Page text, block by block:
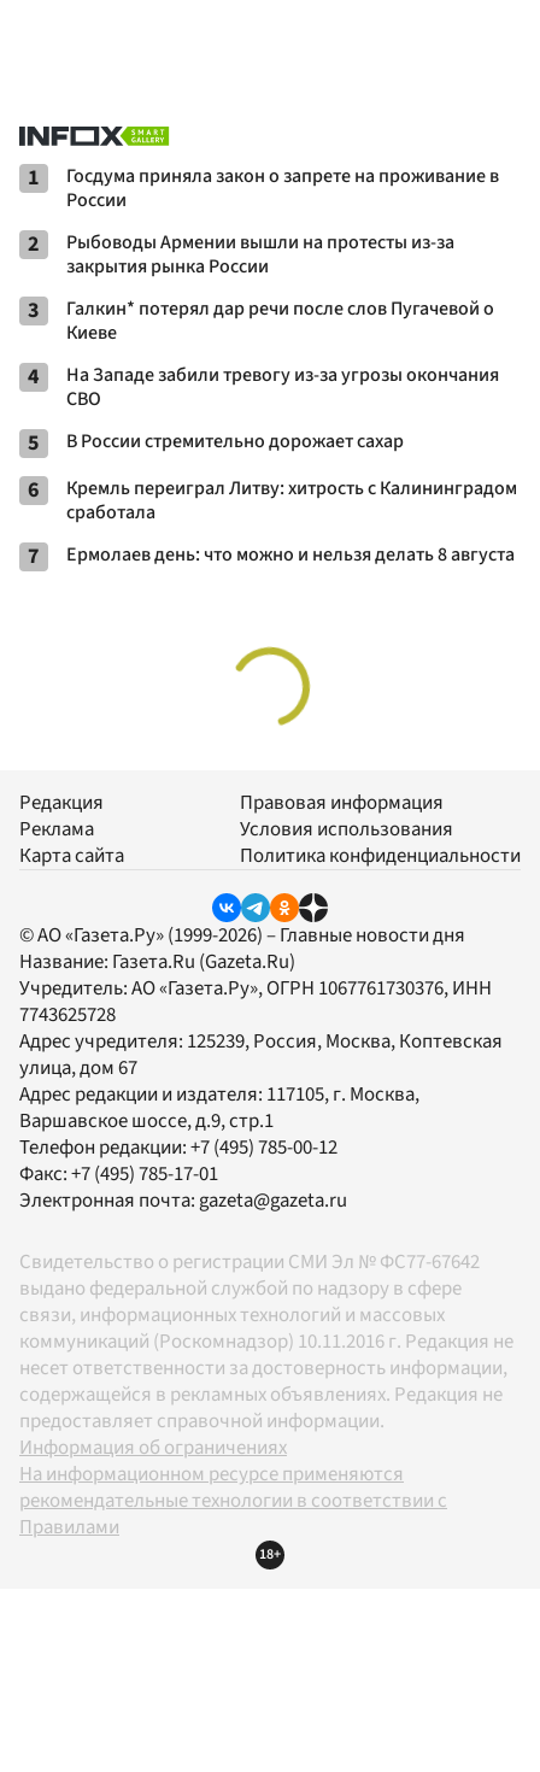
1
Госдума приняла закон о запрете на проживание в
России
2
Рыбоводы Армении вышли на протесты из-за
закрытия рынка России
3
Галкин* потерял дар речи после слов Пугачевой о
Киеве
4
На Западе забили тревогу из-за угрозы окончания
СВО
5 В России стремительно дорожает сахар
6
Кремль переиграл Литву: хитрость с Калининградом
сработала
7 Ермолаев день: что можно и нельзя делать 8 августа
Редакция
Реклама
Карта сайта
Правовая информация
Условия использования
Политика конфиденциальности
© АО «Газета.Ру» (1999-2026) – Главные новости дня
Название: Газета.Ru (Gazeta.Ru)
Учредитель:АО «Газета.Ру», ОГРН 1067761730376, ИНН
7743625728
Адрес учредителя: 125239, Россия, Москва, Коптевская
улица, дом 67
Адрес редакции и издателя: 117105, г. Москва,
Варшавское шоссе, д.9, стр.1
Телефон редакции:+7 (495) 785-00-12
Факс:+7 (495) 785-17-01
Электронная почта:gazeta@gazeta.ru
Свидетельство о регистрации СМИ Эл № ФС77-67642
выдано федеральной службой по надзору в сфере
связи, информационных технологий и массовых
коммуникаций (Роскомнадзор) 10.11.2016 г. Редакция не
несет ответственности за достоверность информации,
содержащейся в рекламных объявлениях. Редакция не
предоставляет справочной информации.
Информация об ограничениях
На информационном ресурсе применяются
рекомендательные технологии в соответствии с
Правилами
18+